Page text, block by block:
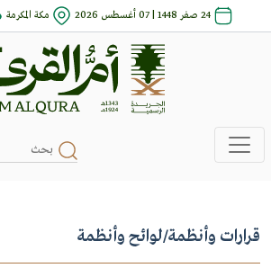
24 صفر 1448 | 07 أغسطس 2026 مكة المكرمة
قرارات وأنظمة/لوائح وأنظمة